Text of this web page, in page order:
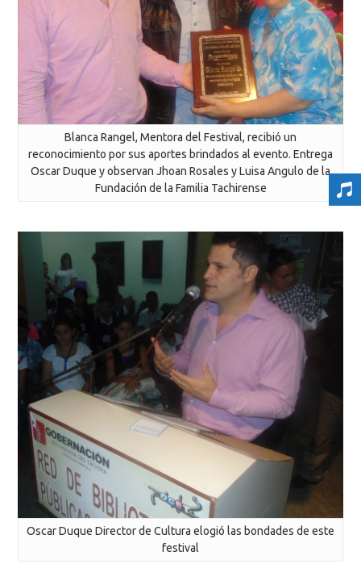
Blanca Rangel, Mentora del Festival, recibió un
reconocimiento por sus aportes brindados al evento. Entrega
Oscar Duque y observan Jhoan Rosales y Luisa Angulo de la
Fundación de la Familia Tachirense
Oscar Duque Director de Cultura elogió las bondades de este
festival